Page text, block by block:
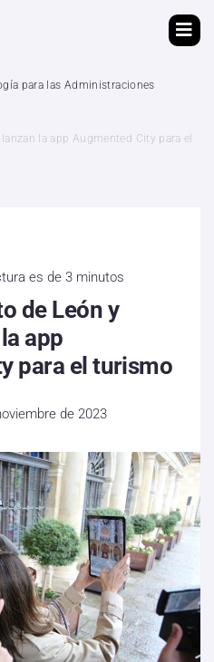
para las Administraciones
la app Augmented City para el
es de 3 minutos
de León y
app
para el turismo
de 2023